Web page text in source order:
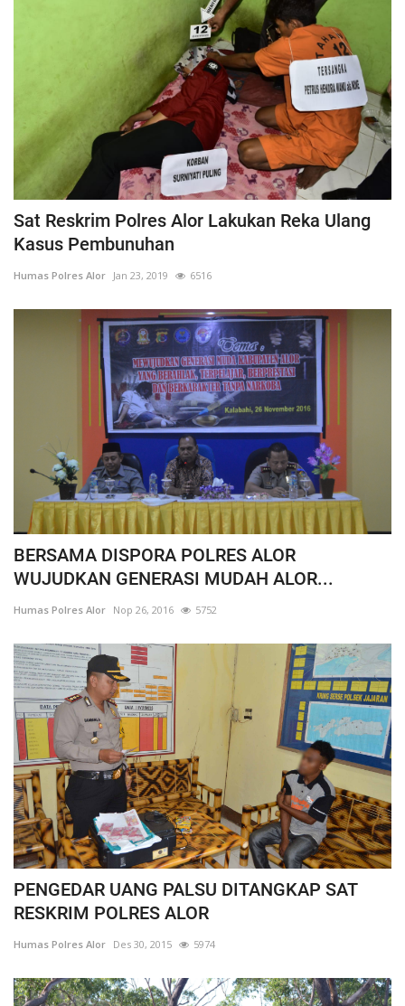
Sat Reskrim Polres Alor Lakukan Reka Ulang
Kasus Pembunuhan
Humas Polres Alor Jan 23, 2019 6516
BERSAMA DISPORA POLRES ALOR
WUJUDKAN GENERASI MUDAH ALOR...
Humas Polres Alor Nop 26, 2016 5752
PENGEDAR UANG PALSU DITANGKAP SAT
RESKRIM POLRES ALOR
Humas Polres Alor Des 30, 2015 5974